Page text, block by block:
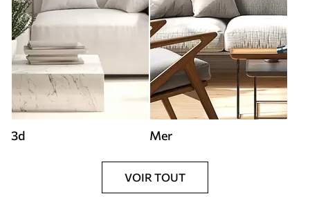
3d Mer
VOIR TOUT